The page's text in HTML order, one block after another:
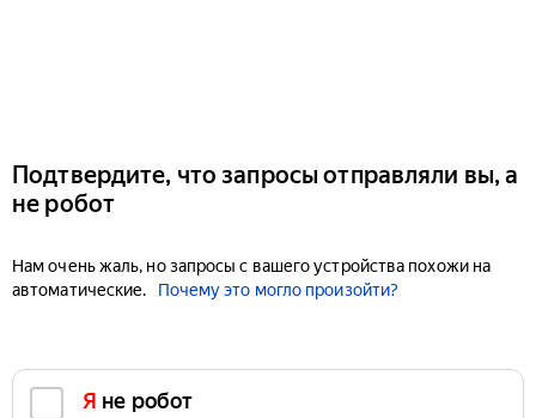
Подтвердите, что запросы отправляли вы, а
не робот
Нам очень жаль, но запросы с вашего устройства похожи на
автоматические.
Почему это могло произойти?
Я не робот